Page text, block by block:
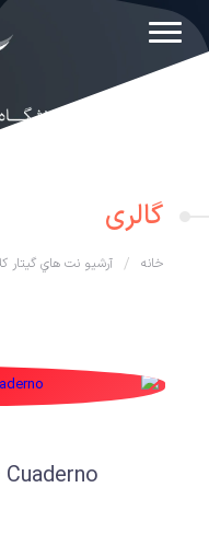
گالری
خانه / آرشيو نت هاي گيتار